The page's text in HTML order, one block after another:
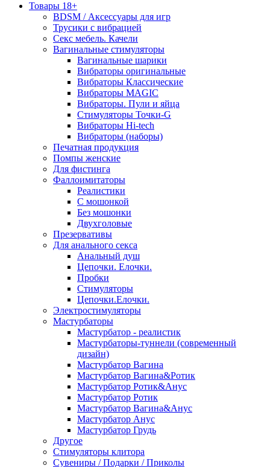
Товары 18+
BDSM / Аксессуары для игр
Трусики с вибрацией
Секс мебель. Качели
Вагинальные стимуляторы
Вагинальные шарики
Вибраторы оригинальные
Вибраторы Классические
Вибраторы MAGIC
Вибраторы. Пули и яйца
Стимуляторы Точки-G
Вибраторы Hi-tech
Вибраторы (наборы)
Печатная продукция
Помпы женские
Для фистинга
Фаллоимитаторы
Реалистики
С мошонкой
Без мошонки
Двухголовые
Презервативы
Для анального секса
Анальный душ
Цепочки. Елочки.
Пробки
Стимуляторы
Цепочки.Елочки.
Электростимуляторы
Мастурбаторы
Мастурбатор - реалистик
Мастурбаторы-туннели (современный
дизайн)
Мастурбатор Вагина
Мастурбатор Вагина&Ротик
Мастурбатор Ротик&Анус
Мастурбатор Ротик
Мастурбатор Вагина&Анус
Мастурбатор Анус
Мастурбатор Грудь
Другое
Стимуляторы клитора
Сувениры / Подарки / Приколы